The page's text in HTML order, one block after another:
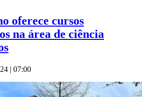
oferece cursos
na área de ciência
| 07:00